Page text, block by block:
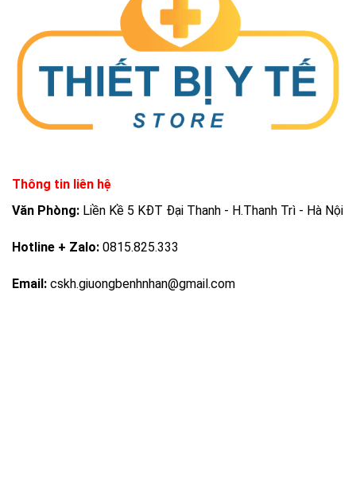
Thông tin liên hệ
Văn Phòng: Liền Kề 5 KĐT Đại Thanh - H.Thanh Trì - Hà Nội
Hotline + Zalo: 0815.825.333
Email: cskh.giuongbenhnhan@gmail.com